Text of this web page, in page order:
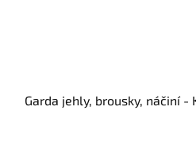
Garda jehly, brousky, náčiní